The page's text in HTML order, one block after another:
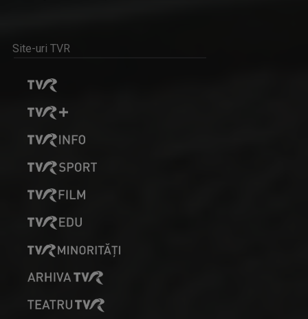
LUMEA DE APROAPE
Reportaje despre comunitatea în care trăim, ...
CLAUDIA PREDILĂ
Absolventă a Facultății de Litere, ...
Site-uri TVR